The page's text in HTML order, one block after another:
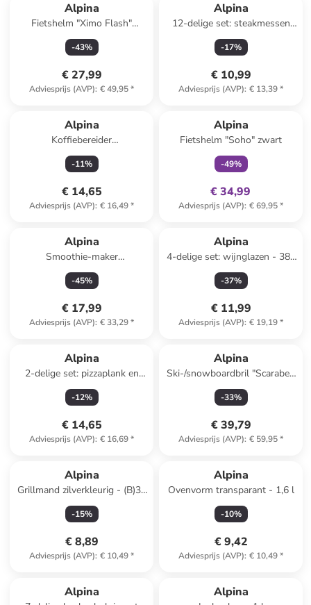
Alpina
Fietshelm "Ximo Flash"
citroengroen
-43%
€ 27,99
Adviesprijs (AVP): € 49,95*
Alpina
12-delige set: steakmessen
zwart - (H)22,8 cm
-17%
€ 10,99
Adviesprijs (AVP): € 13,39*
Alpina
Koffiebereider
zilverkleurig/zwart - 1 l
-11%
€ 14,65
Adviesprijs (AVP): € 16,49*
Alpina
Fietshelm "Soho" zwart
-49%
€ 34,99
Adviesprijs (AVP): € 69,95*
Alpina
Smoothie-maker
zilverkleurig/zwart - 300 ml
-45%
€ 17,99
Adviesprijs (AVP): € 33,29*
Alpina
4-delige set: wijnglazen - 380
ml
-37%
€ 11,99
Adviesprijs (AVP): € 19,19*
Alpina
2-delige set: pizzaplank en
pizzasnijder lichtbruin - Ø 34
cm
-12%
€ 14,65
Adviesprijs (AVP): € 16,69*
Alpina
Ski-/snowboardbril "Scarabeo
JR" zwart/blauw
-33%
€ 39,79
Adviesprijs (AVP): € 59,95*
Alpina
Grillmand zilverkleurig - (B)35
x (H)55 cm
-15%
€ 8,89
Adviesprijs (AVP): € 10,49*
Alpina
Ovenvorm transparant - 1,6 l
-10%
€ 9,42
Adviesprijs (AVP): € 10,49*
Alpina Alpina